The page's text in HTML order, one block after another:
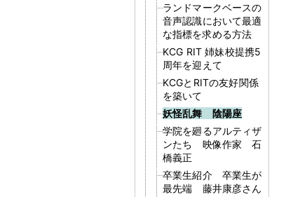
ランドマークベースの
音声認識において最適
な指標を求める方法
KCG RIT 姉妹校提携5
周年を迎えて
KCGとRITの友好関係
を築いて
妖怪乱舞 陰陽座
学院を廻るアルティザ
ンたち 映像作家 石
橋義正
卒業生紹介 卒業生が
最先端 藤井康彦さん